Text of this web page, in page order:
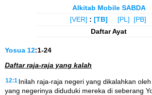
Alkitab Mobile SABDA
[VER] : [TB] [PL]
[PB]
Daftar Ayat
Yosua 12:1-24
Daftar raja-raja yang kalah
12:1 Inilah raja-raja negeri yang dikalahkan
yang negerinya diduduki mereka di seberang